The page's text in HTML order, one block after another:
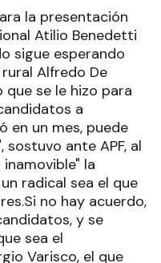
la presentación
Atilio Benedetti
sigue esperando
Alfredo De
se le hizo para
a
en un mes, puede
ante APF, al
la
radical sea el que
no hay acuerdo,
y se
sea el
Varisco, el que